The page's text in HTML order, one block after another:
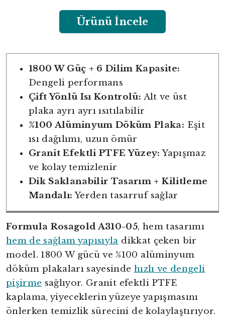
Ürünü İncele
1800 W Güç + 6 Dilim Kapasite:
Dengeli performans
Çift Yönlü Isı Kontrolü: Alt ve üst
plaka ayrı ayrı ısıtılabilir
%100 Alüminyum Döküm Plaka: Eşit
ısı dağılımı, uzun ömür
Granit Efektli PTFE Yüzey: Yapışmaz
ve kolay temizlenir
Dik Saklanabilir Tasarım + Kilitleme
Mandalı: Yerden tasarruf sağlar
Formula Rosagold A310-05, hem tasarımı
hem de sağlam yapısıyla dikkat çeken bir
model. 1800 W gücü ve %100 alüminyum
döküm plakaları sayesinde hızlı ve dengeli
pişirme sağlıyor. Granit efektli PTFE
kaplama, yiyeceklerin yüzeye yapışmasını
önlerken temizlik sürecini de kolaylaştırıyor.